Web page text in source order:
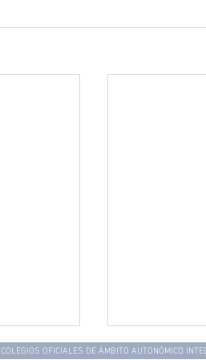
COLEGIOS OFICIALES DE ÁMBITO AUTONÓMICO